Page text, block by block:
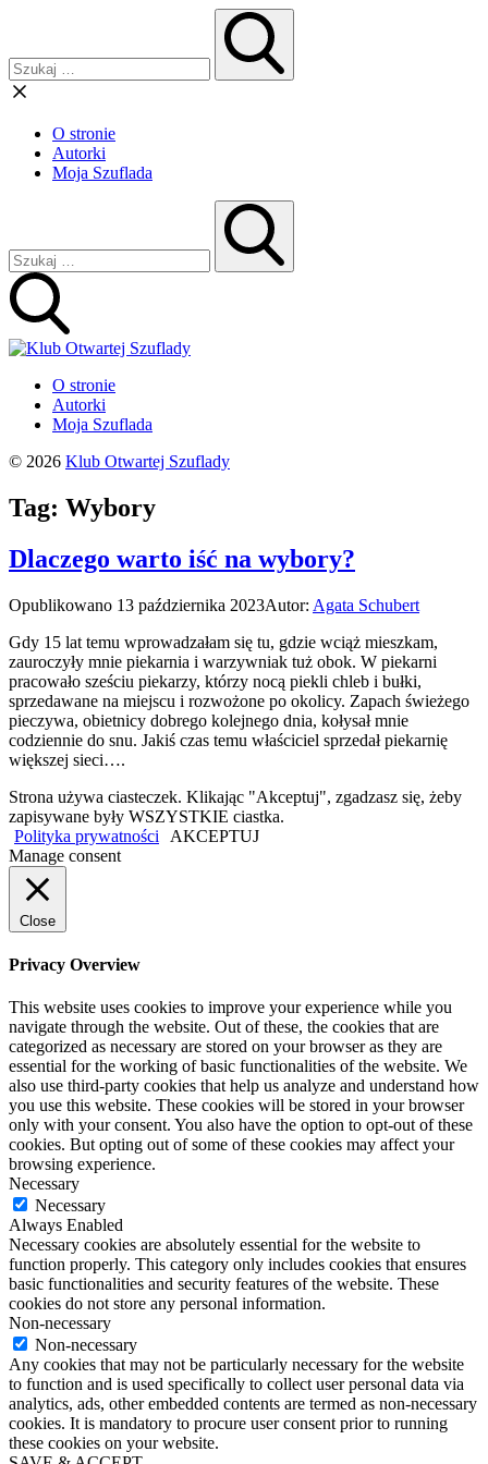
O stronie
Autorki
Moja Szuflada
O stronie
Autorki
Moja Szuflada
© 2026 Klub Otwartej Szuflady
Tag: Wybory
Dlaczego warto iść na wybory?
Opublikowano 13 października 2023Autor: Agata Schubert
Gdy 15 lat temu wprowadzałam się tu, gdzie wciąż mieszkam,
zauroczyły mnie piekarnia i warzywniak tuż obok. W piekarni
pracowało sześciu piekarzy, którzy nocą piekli chleb i bułki,
sprzedawane na miejscu i rozwożone po okolicy. Zapach świeżego
pieczywa, obietnicy dobrego kolejnego dnia, kołysał mnie
codziennie do snu. Jakiś czas temu właściciel sprzedał piekarnię
większej sieci….
Strona używa ciasteczek. Klikając "Akceptuj", zgadzasz się, żeby
zapisywane były WSZYSTKIE ciastka.
Polityka prywatności
AKCEPTUJ
Manage consent
Close
Privacy Overview
This website uses cookies to improve your experience while you
navigate through the website. Out of these, the cookies that are
categorized as necessary are stored on your browser as they are
essential for the working of basic functionalities of the website. We
also use third-party cookies that help us analyze and understand how
you use this website. These cookies will be stored in your browser
only with your consent. You also have the option to opt-out of these
cookies. But opting out of some of these cookies may affect your
browsing experience.
Necessary
Necessary
Always Enabled
Necessary cookies are absolutely essential for the website to
function properly. This category only includes cookies that ensures
basic functionalities and security features of the website. These
cookies do not store any personal information.
Non-necessary
Non-necessary
Any cookies that may not be particularly necessary for the website
to function and is used specifically to collect user personal data via
analytics, ads, other embedded contents are termed as non-necessary
cookies. It is mandatory to procure user consent prior to running
these cookies on your website.